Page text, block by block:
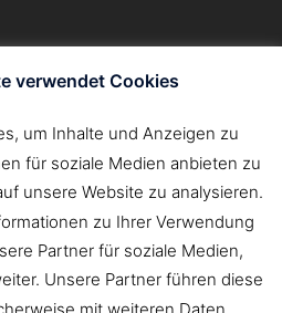
verwendet Cookies
um Inhalte und Anzeigen zu
für soziale Medien anbieten zu
unsere Website zu analysieren.
zu Ihrer Verwendung
Partner für soziale Medien,
Unsere Partner führen diese